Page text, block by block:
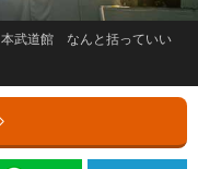
本武道館 なんと括っていい